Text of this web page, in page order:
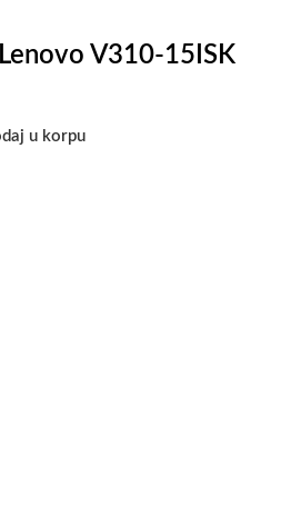
V310-15ISK
u korpu